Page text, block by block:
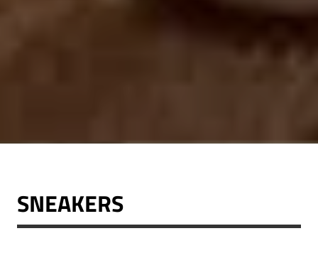
SNEAKERS